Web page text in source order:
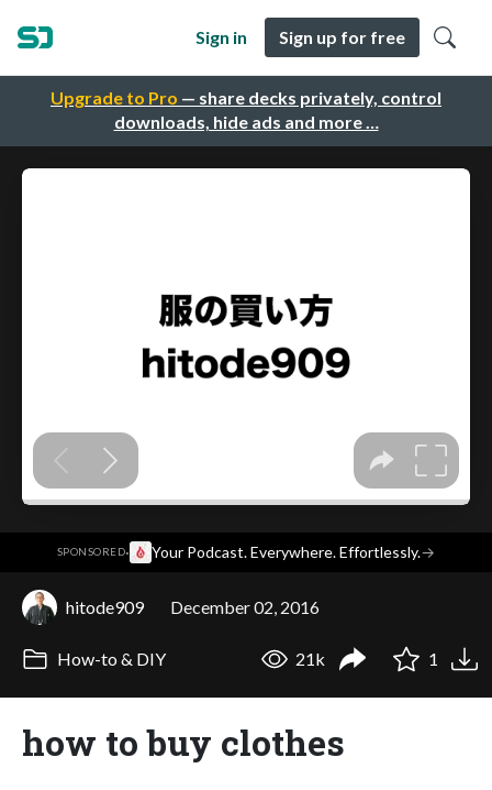
Upgrade to Pro — share decks privately, control
downloads, hide ads and more …
Sign in Sign up for free
SPONSORED· Your Podcast. Everywhere. Effortlessly.→
hitode909 December 02, 2016
How-to & DIY 21k 1
how to buy clothes